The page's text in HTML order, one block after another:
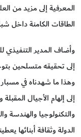
المعرفية إلى مزيد من
الطاقات الكامنة داخل
وأضاف المدير
إلى تحقيقه متسلحين
وهذا ما شهدناه في
إلى إلهام الأجيال
والتكنولوجيا والهندسة
الدولة وثقافة أبنائها